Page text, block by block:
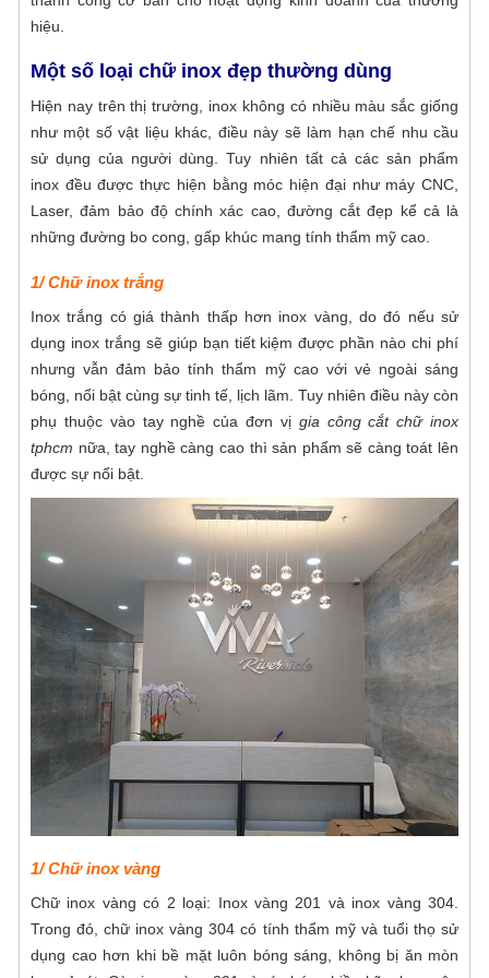
hiệu.
Một số loại chữ inox đẹp thường dùng
Hiện nay trên thị trường, inox không có nhiều màu sắc giống
như một số vật liệu khác, điều này sẽ làm hạn chế nhu cầu
sử dụng của người dùng. Tuy nhiên tất cả các sản phẩm
inox đều được thực hiện bằng móc hiện đại như máy CNC,
Laser, đảm bảo độ chính xác cao, đường cắt đẹp kể cả là
những đường bo cong, gấp khúc mang tính thẩm mỹ cao.
1/ Chữ inox trắng
Inox trắng có giá thành thấp hơn inox vàng, do đó nếu sử
dụng inox trắng sẽ giúp bạn tiết kiệm được phần nào chi phí
nhưng vẫn đảm bảo tính thẩm mỹ cao với vẻ ngoài sáng
bóng, nổi bật cùng sự tinh tế, lịch lãm. Tuy nhiên điều này còn
phụ thuộc vào tay nghề của đơn vị gia công cắt chữ inox
tphcm nữa, tay nghề càng cao thì sản phẩm sẽ càng toát lên
được sự nổi bật.
1/ Chữ inox vàng
Chữ inox vàng có 2 loại: Inox vàng 201 và inox vàng 304.
Trong đó, chữ inox vàng 304 có tính thẩm mỹ và tuổi thọ sử
dụng cao hơn khi bề mặt luôn bóng sáng, không bị ăn mòn